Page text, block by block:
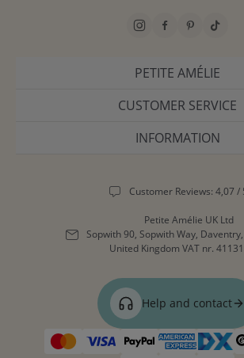
PETITE AMÉLIE
CUSTOMER SERVICE
INFORMATION
Customer Reviews: 4,07 /
Petite Amélie UK Ltd
Sopwith 90, Sopwith Way,
United Kingdom VAT nr.
Help and contact